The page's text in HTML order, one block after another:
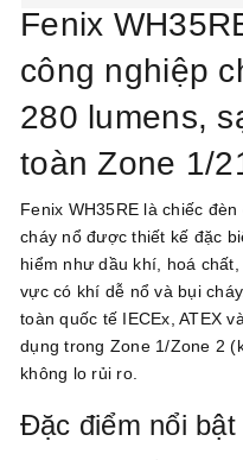
Fenix
công nghiệp
280 lumens,
toàn Zone 1/
Fenix WH35RE là chiếc
cháy nổ được thiết kế đặc
hiểm như dầu khí, hoá
vực có khí dễ nổ và bụi
toàn quốc tế IECEx, ATEX
dụng trong Zone 1/Zone 2
không lo rủi ro.
Đặc điểm nổi bật